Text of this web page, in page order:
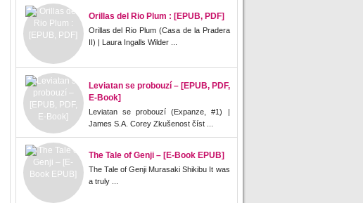
Orillas del Rio Plum : [EPUB, PDF]
Orillas del Rio Plum (Casa de la Pradera
II) | Laura Ingalls Wilder ...
Leviatan se probouzí – [EPUB, PDF,
E-Book]
Leviatan se probouzí (Expanze, #1) |
James S.A. Corey Zkušenost číst ...
The Tale of Genji – [E-Book EPUB]
The Tale of Genji Murasaki Shikibu It was
a truly ...